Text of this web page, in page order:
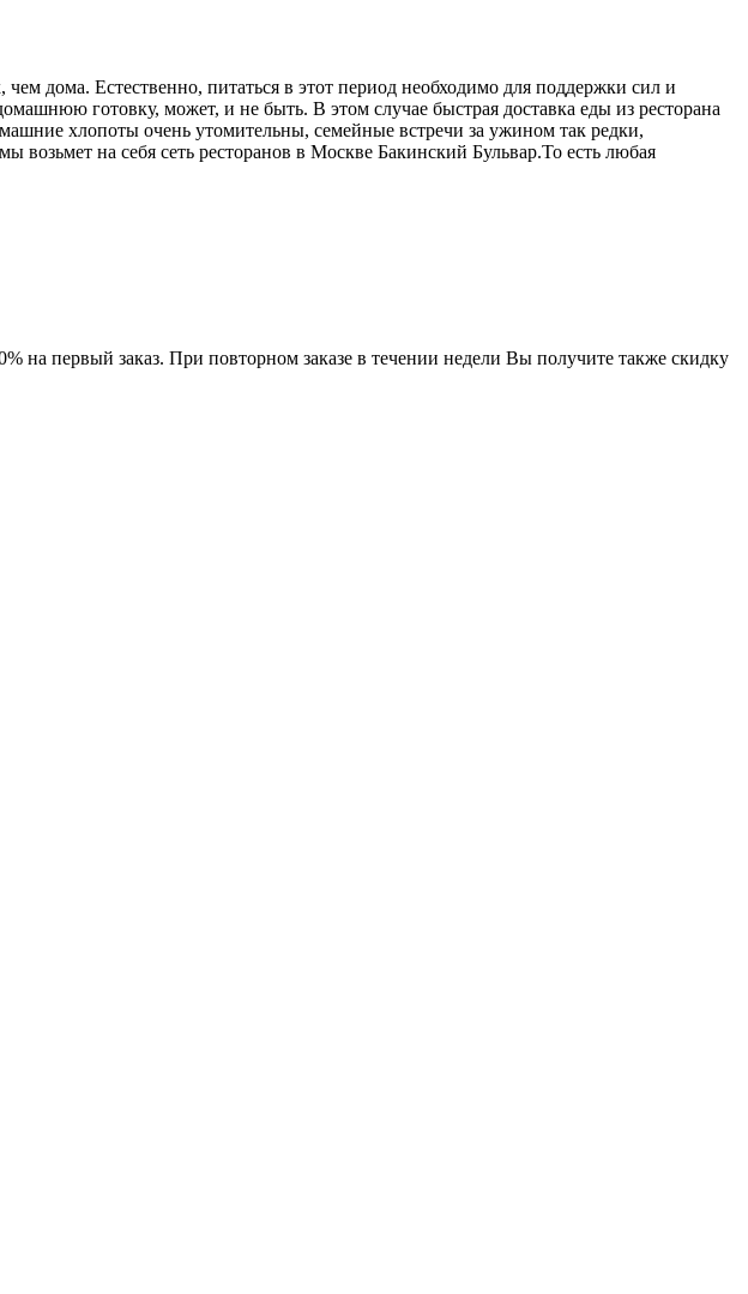
дома. Естественно, питаться в этот период необходимо для поддержки сил и
готовку, может, и не быть. В этом случае быстрая доставка еды из ресторана
хлопоты очень утомительны, семейные встречи за ужином так редки,
возьмет на себя сеть ресторанов в Москве Бакинский Бульвар.То есть любая
на первый заказ. При повторном заказе в течении недели Вы получите также скидку